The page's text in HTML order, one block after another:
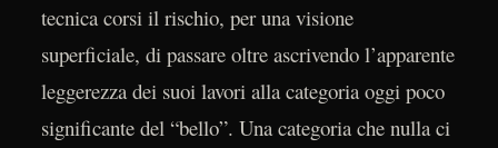
tecnica corsi il rischio, per una visione
superficiale, di passare oltre ascrivendo l’apparente
leggerezza dei suoi lavori alla categoria oggi poco
significante del “bello”. Una categoria che nulla ci